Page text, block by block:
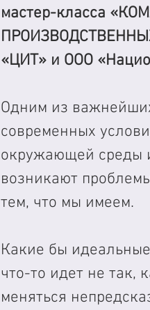
мастер-класса
«ЦИТ» и ООО
Одним из
современных
окружающей среды
возникают
тем, что мы имеем.
Какие бы
что-то идет не
меняться